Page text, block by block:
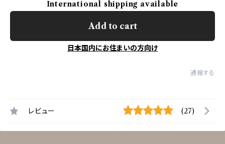
International shipping available
Add to cart
日本国内にお住まいの方向け
通報する
レビュー (27)